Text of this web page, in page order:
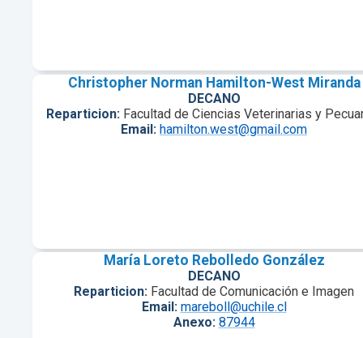
Christopher Norman Hamilton-West Miranda
DECANO
Reparticion: Facultad de Ciencias Veterinarias y
Email: hamilton.west@gmail.com
María Loreto Rebolledo González
DECANO
Reparticion: Facultad de Comunicación e Imagen
Email: mareboll@uchile.cl
Anexo: 87944